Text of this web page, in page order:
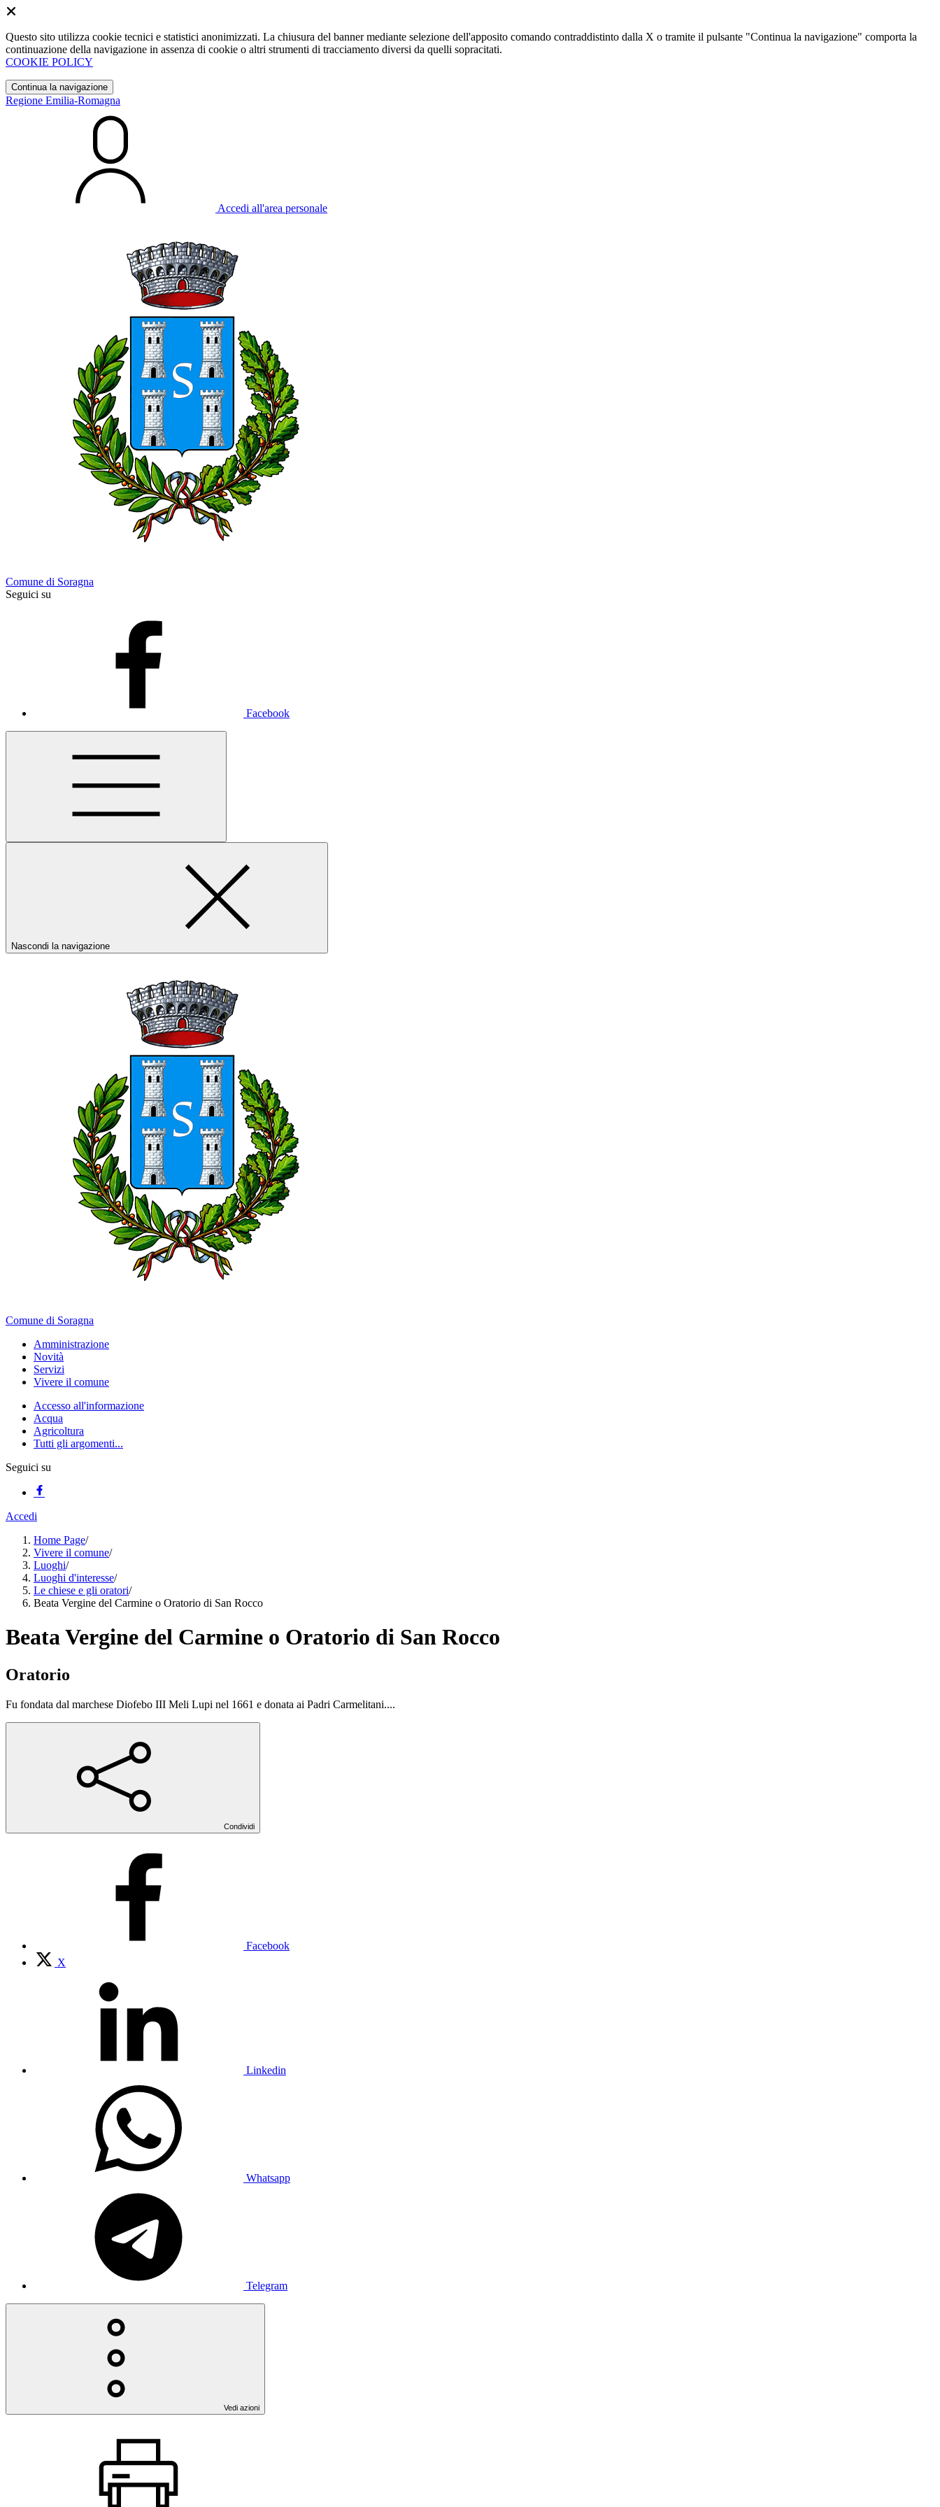
Questo sito utilizza cookie tecnici e statistici anonimizzati. La chiusura del banner mediante selezione dell'apposito comando contraddistinto dalla X o tramite il pulsante "Continua la navigazione" comporta la
continuazione della navigazione in assenza di cookie o altri strumenti di tracciamento diversi da quelli sopracitati.
COOKIE POLICY
Continua la navigazione
Regione Emilia-Romagna
Accedi all'area personale
Comune di Soragna
Seguici su
Facebook
Nascondi la navigazione
Comune di Soragna
Amministrazione
Novità
Servizi
Vivere il comune
Accesso all'informazione
Acqua
Agricoltura
Tutti gli argomenti...
Seguici su
Accedi
Home Page/
Vivere il comune/
Luoghi/
Luoghi d'interesse/
Le chiese e gli oratori/
Beata Vergine del Carmine o Oratorio di San Rocco
Beata Vergine del Carmine o Oratorio di San Rocco
Oratorio
Fu fondata dal marchese Diofebo III Meli Lupi nel 1661 e donata ai Padri Carmelitani....
Condividi
Facebook
X
Linkedin
Whatsapp
Telegram
Vedi azioni